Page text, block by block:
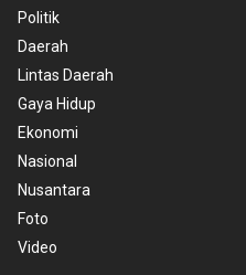
Politik
Daerah
Lintas Daerah
Gaya Hidup
Ekonomi
Nasional
Nusantara
Foto
Video